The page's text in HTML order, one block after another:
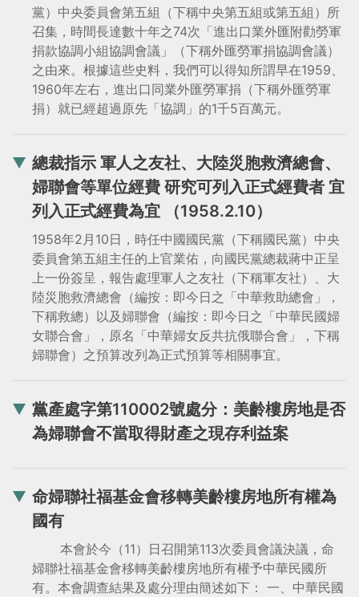
黨）中央委員會第五組（下稱中央第五組或第五組）所
召集，時間長達數十年之74次「進出口業外匯附勸勞軍
捐款協調小組協調會議」（下稱外匯勞軍捐協調會議）
之由來。根據這些史料，我們可以得知所謂早在1959、
1960年左右，進出口同業外匯勞軍捐（下稱外匯勞軍
捐）就已經超過原先「協調」的1千5百萬元。
總裁指示 軍人之友社、大陸災胞救濟總會、
婦聯會等單位經費 研究可列入正式經費者 宜
列入正式經費為宜 （1958.2.10）
1958年2月10日，時任中國國民黨（下稱國民黨）中央
委員會第五組主任的上官業佑，向國民黨總裁蔣中正呈
上一份簽呈，報告處理軍人之友社（下稱軍友社）、大
陸災胞救濟總會（編按：即今日之「中華救助總會」，
下稱救總）以及婦聯會（編按：即今日之「中華民國婦
女聯合會」，原名「中華婦女反共抗俄聯合會」，下稱
婦聯會）之預算改列為正式預算等相關事宜。
黨產處字第110002號處分：美齡樓房地是否
為婦聯會不當取得財產之現存利益案
命婦聯社福基金會移轉美齡樓房地所有權為
國有
本會於今（11）日召開第113次委員會議決議，命
婦聯社福基金會移轉美齡樓房地所有權予中華民國所
有。本會調查結果及處分理由簡述如下： 一、中華民國